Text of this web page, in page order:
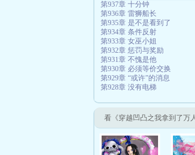
第937章 十分钟
第936章 雷狮船长
第935章 是不是看到了
第934章 条件反射
第933章 女巫小姐
第932章 惩罚与奖励
第931章 不愧是他
第930章 必须等价交换
第929章 “或许”的消息
第928章 没有电梯
看《穿越凹凸之我拿到了万